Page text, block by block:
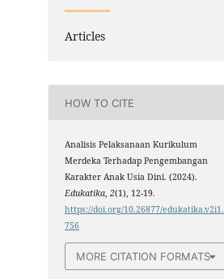
Articles
HOW TO CITE
Analisis Pelaksanaan Kurikulum
Merdeka Terhadap Pengembangan
Karakter Anak Usia Dini. (2024).
Edukatika,2(1), 12-19.
https://doi.org/10.26877/edukatika.v2i1.
756
MORE CITATION FORMATS